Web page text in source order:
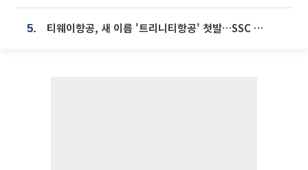
5. 티웨이항공, 새 이름 '트리니티항공' 첫발…SSC 전략 본격화